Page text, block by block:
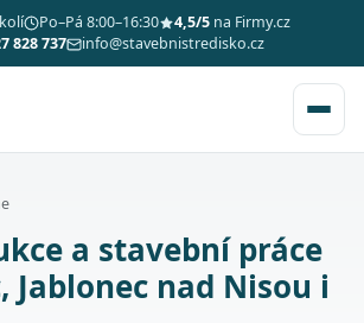
Po–Pá 8:00–16:30 4,5/5na Firmy.cz
828 737
info@stavebnistredisko.cz
a stavební práce
Jablonec nad Nisou i